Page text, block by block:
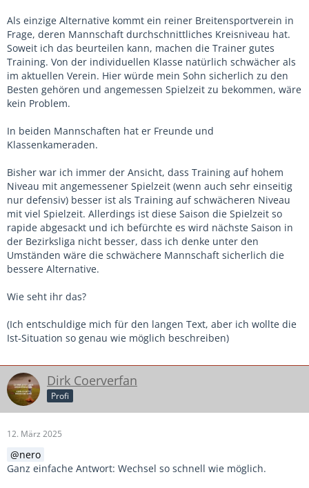
Als einzige Alternative kommt ein reiner Breitensportverein in
Frage, deren Mannschaft durchschnittliches Kreisniveau hat.
Soweit ich das beurteilen kann, machen die Trainer gutes
Training. Von der individuellen Klasse natürlich schwächer als
im aktuellen Verein. Hier würde mein Sohn sicherlich zu den
Besten gehören und angemessen Spielzeit zu bekommen, wäre
kein Problem.
In beiden Mannschaften hat er Freunde und
Klassenkameraden.
Bisher war ich immer der Ansicht, dass Training auf hohem
Niveau mit angemessener Spielzeit (wenn auch sehr einseitig
nur defensiv) besser ist als Training auf schwächeren Niveau
mit viel Spielzeit. Allerdings ist diese Saison die Spielzeit so
rapide abgesackt und ich befürchte es wird nächste Saison in
der Bezirksliga nicht besser, dass ich denke unter den
Umständen wäre die schwächere Mannschaft sicherlich die
bessere Alternative.
Wie seht ihr das?
(Ich entschuldige mich für den langen Text, aber ich wollte die
Ist-Situation so genau wie möglich beschreiben)
Dirk Coerverfan
Profi
12. März 2025
nero
Ganz einfache Antwort: Wechsel so schnell wie möglich.